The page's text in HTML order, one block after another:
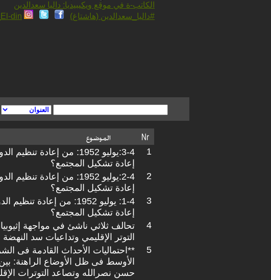
الكاتب-ة في موقع ويكيبيديا: داليا سعدالدين
#داليا_سعدالدين (هاشتاغ)
din#
3-4:يوليو 1952: من إعادة تنظيم
إعادة تشكيل المجتمع؟
1
2-4:يوليو 1952: من إعادة تنظيم
إعادة تشكيل المجتمع؟
2
1-4: يوليو 1952: من إعادة
إعادة تشكيل المجتمع؟
3
تحالف ثلاثي ناشئ في مواجهة
التوتر الإقليمي وتداعيات سد النهضة
4
**احتماليات الأحداث القادمة فى
الأوسط فى ظل الأوضاع الراهنة: بين
حسن نصرالله وتصاعد التوترات
5